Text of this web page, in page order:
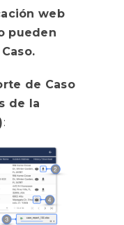
web
pueden
de Caso
de la
: